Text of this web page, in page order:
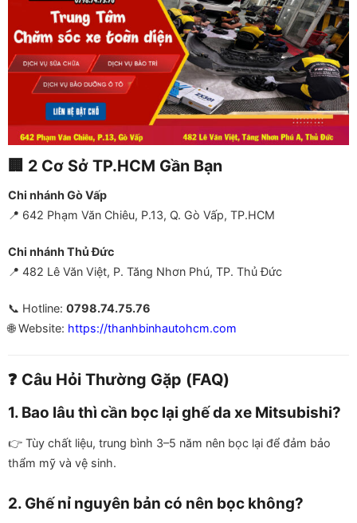
🏢 2 Cơ Sở TP.HCM Gần Bạn
Chi nhánh Gò Vấp
📍 642 Phạm Văn Chiêu, P.13, Q. Gò Vấp, TP.HCM
Chi nhánh Thủ Đức
📍 482 Lê Văn Việt, P. Tăng Nhơn Phú, TP. Thủ Đức
📞 Hotline: 0798.74.75.76
🌐 Website: https://thanhbinhautohcm.com
❓ Câu Hỏi Thường Gặp (FAQ)
1. Bao lâu thì cần bọc lại ghế da xe Mitsubishi?
👉 Tùy chất liệu, trung bình 3–5 năm nên bọc lại để đảm bảo
thẩm mỹ và vệ sinh.
2. Ghế nỉ nguyên bản có nên bọc không?